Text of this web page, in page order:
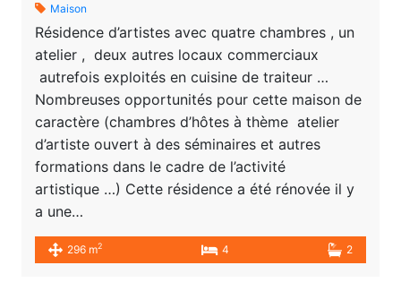
Maison
Résidence d’artistes avec quatre chambres , un
atelier , deux autres locaux commerciaux
autrefois exploités en cuisine de traiteur …
Nombreuses opportunités pour cette maison de
caractère (chambres d’hôtes à thème atelier
d’artiste ouvert à des séminaires et autres
formations dans le cadre de l’activité
artistique …) Cette résidence a été rénovée il y
a une…
296 m2 4 2